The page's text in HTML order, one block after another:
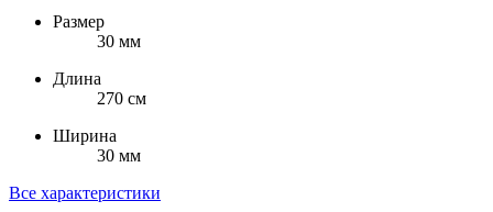
Размер
30 мм
Длина
270 см
Ширина
30 мм
Все характеристики